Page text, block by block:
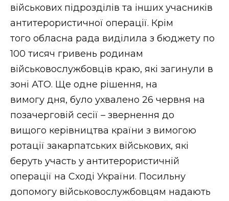
військових підрозділів та інших учасників
антитерористичної операції. Крім
того обласна рада виділила з бюджету по
100 тисяч гривень родинам
військовослужбовців краю, які загинули в
зоні АТО. Ще одне рішення, на
вимогу дня, було ухвалено 26 червня на
позачерговій сесії – звернення до
вищого керівництва країни з вимогою
ротації закарпатських військових, які
беруть участь у антитерористичній
операції на Сході України. Посильну
допомогу військовослужбовцям надають